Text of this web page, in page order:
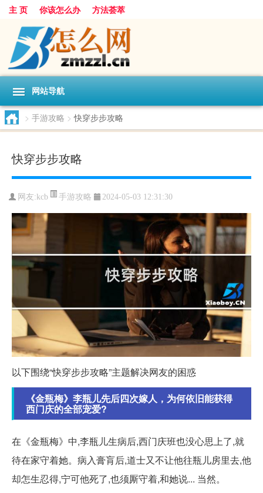
主 页 你该怎么办 方法荟萃
网站导航
> 手游攻略 > 快穿步步攻略
快穿步步攻略
网友: kcb 手游攻略 2024-05-03 12:31:30
以下围绕“快穿步步攻略”主题解决网友的困惑
《金瓶梅》李瓶儿先后四次嫁人，为何依旧能获得
西门庆的全部宠爱?
在《金瓶梅》中,李瓶儿生病后,西门庆班也没心思上了,就
待在家守着她。病入膏肓后,道士又不让他往瓶儿房里去,他
却怎生忍得,宁可他死了,也须厮守着,和她说... 当然。